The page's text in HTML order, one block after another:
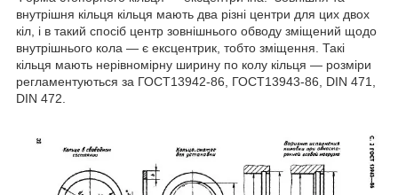
внутрішня кільця кільця мають два різні центри для цих двох
кіл, і в такий спосіб центр зовнішнього обводу зміщений щодо
внутрішнього кола — є ексцентрик, тобто зміщення. Такі
кільця мають нерівномірну ширину по колу кільця — розміри
регламентуються за ГОСТ13942-86, ГОСТ13943-86, DIN 471,
DIN 472.